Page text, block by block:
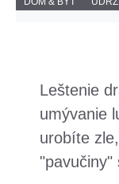
Leštenie
umývanie
urobíte
"pavučiny"